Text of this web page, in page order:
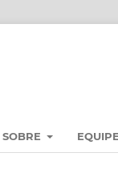
SOBRE EQUIPE